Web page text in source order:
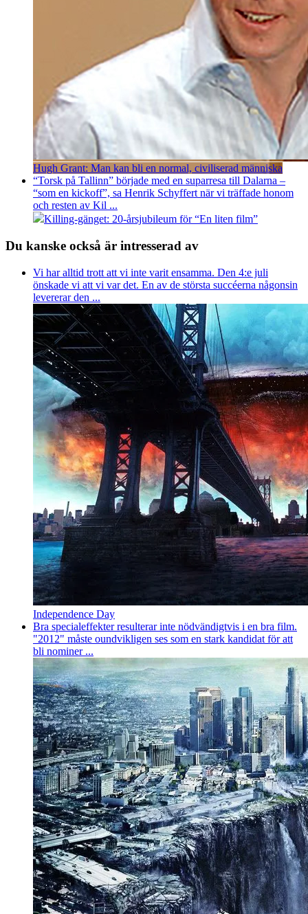
Hugh Grant: Man kan bli en normal, civiliserad människa
“Torsk på Tallinn” började med en suparresa till Dalarna –
“som en kickoff”, sa Henrik Schyffert när vi träffade honom
och resten av Kil ...
Killing-gänget: 20-årsjubileum för “En liten film”
Du kanske också är intresserad av
Vi har alltid trott att vi inte varit ensamma. Den 4:e juli
önskade vi att vi var det. En av de största succéerna någonsin
levererar den ...
Independence Day
Bra specialeffekter resulterar inte nödvändigtvis i en bra film.
"2012" måste oundvikligen ses som en stark kandidat för att
bli nominer ...